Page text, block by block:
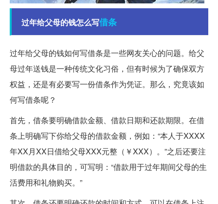
过年给父母的钱怎么写借条
过年给父母的钱如何写借条是一些网友关心的问题。给父
母过年送钱是一种传统文化习俗，但有时候为了确保双方
权益，还是有必要写一份借条作为凭证。那么，究竟该如
何写借条呢？
首先，借条要明确借款金额、借款日期和还款期限。在借
条上明确写下你给父母的借款金额，例如：“本人于XXXX
年XX月XX日借给父母XXX元整（￥XXX）。”之后还要注
明借款的具体目的，可写明：“借款用于过年期间父母的生
活费用和礼物购买。”